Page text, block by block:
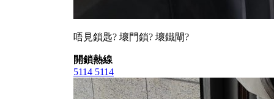
唔見鎖匙? 壞門鎖? 壞鐵閘?
開鎖熱線
5114 5114